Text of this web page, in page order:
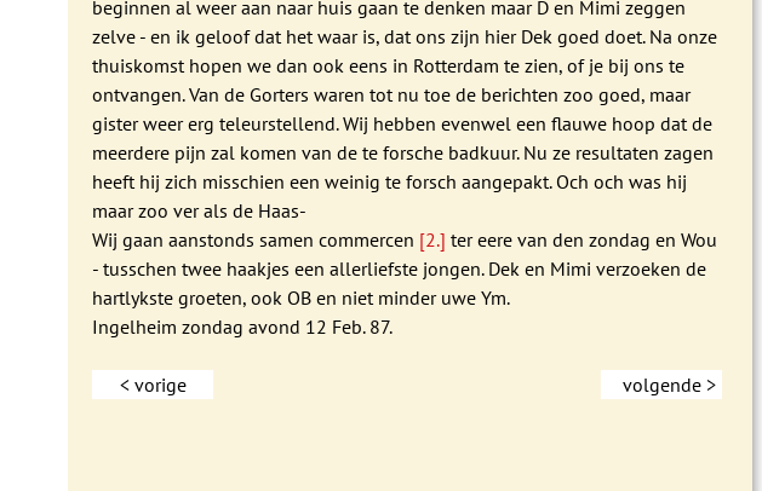
beginnen al weer aan naar huis gaan te denken maar D en Mimi zeggen
zelve - en ik geloof dat het waar is, dat ons zijn hier Dek goed doet. Na onze
thuiskomst hopen we dan ook eens in Rotterdam te zien, of je bij ons te
ontvangen. Van de Gorters waren tot nu toe de berichten zoo goed, maar
gister weer erg teleurstellend. Wij hebben evenwel een flauwe hoop dat de
meerdere pijn zal komen van de te forsche badkuur. Nu ze resultaten zagen
heeft hij zich misschien een weinig te forsch aangepakt. Och och was hij
maar zoo ver als de Haas-
Wij gaan aanstonds samen commercen [2.]ter eere van den zondag en Wou
- tusschen twee haakjes een allerliefste jongen. Dek en Mimi verzoeken de
hartlykste groeten, ook OB en niet minder uwe Ym.
Ingelheim zondag avond 12 Feb. 87.
< vorige volgende >